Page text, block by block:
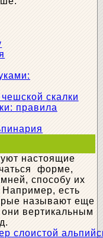
скалки
правила
настоящие
форме,
способу их
Например, есть
называют еще
вертикальным